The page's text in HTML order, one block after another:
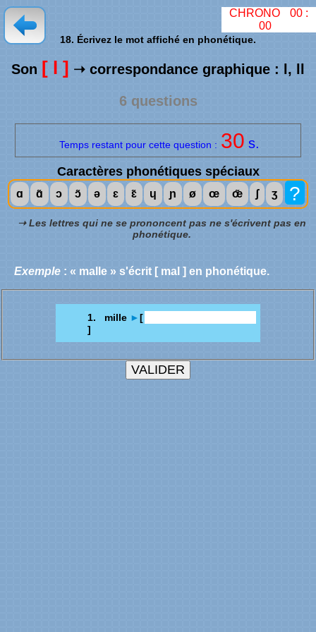
18. Écrivez le mot affiché en phonétique.
Son [ l ] ➝ correspondance graphique : l, ll
6 questions
Temps restant pour cette question : 30 s.
CHRONO 00:
00
Caractères phonétiques spéciaux
ɑ ɑ̃ ɔ ɔ̃ ə ɛ ɛ̃ ɥ ɲ ø œ œ̃ ʃ ʒ ?
➝ Les lettres qui ne se prononcent pas ne s'écrivent pas en
phonétique.
Exemple : « malle » s'écrit [ mal ] en phonétique.
1. mille ►[
]